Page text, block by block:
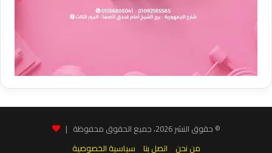
© حقوق النشر 2026، جميع الحقوق محفوظة |
من نحن
اتصل بنا سياسية الخصوصية